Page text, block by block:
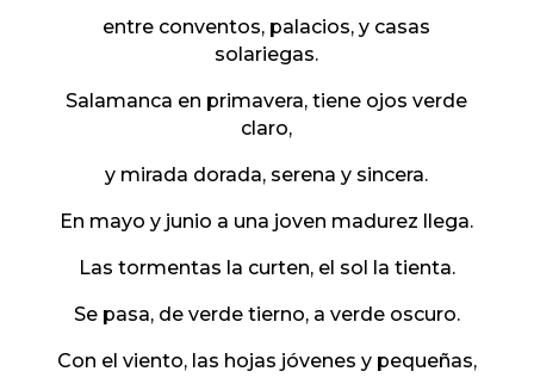
entre conventos, palacios, y casas
solariegas.
Salamanca en primavera, tiene ojos verde
claro,
y mirada dorada, serena y sincera.
En mayo y junio a una joven madurez llega.
Las tormentas la curten, el sol la tienta.
Se pasa, de verde tierno, a verde oscuro.
Con el viento, las hojas jóvenes y pequeñas,